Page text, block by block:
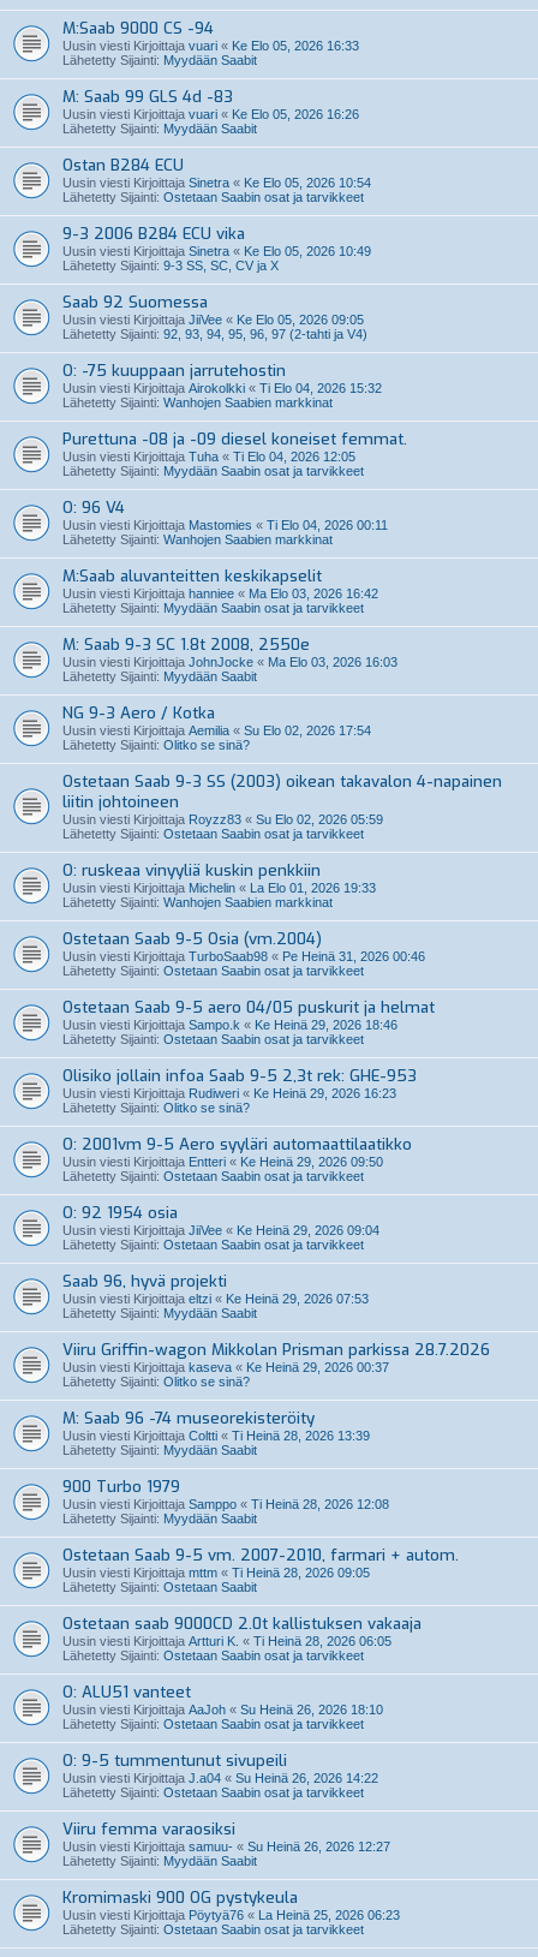
M:Saab 9000 CS -94
Uusin viesti Kirjoittaja vuari « Ke Elo 05, 2026 16:33
Lähetetty Sijainti: Myydään Saabit
M: Saab 99 GLS 4d -83
Uusin viesti Kirjoittaja vuari « Ke Elo 05, 2026 16:26
Lähetetty Sijainti: Myydään Saabit
Ostan B284 ECU
Uusin viesti Kirjoittaja Sinetra « Ke Elo 05, 2026 10:54
Lähetetty Sijainti: Ostetaan Saabin osat ja tarvikkeet
9-3 2006 B284 ECU vika
Uusin viesti Kirjoittaja Sinetra « Ke Elo 05, 2026 10:49
Lähetetty Sijainti: 9-3 SS, SC, CV ja X
Saab 92 Suomessa
Uusin viesti Kirjoittaja JiiVee « Ke Elo 05, 2026 09:05
Lähetetty Sijainti: 92, 93, 94, 95, 96, 97 (2-tahti ja V4)
O: -75 kuuppaan jarrutehostin
Uusin viesti Kirjoittaja Airokolkki « Ti Elo 04, 2026 15:32
Lähetetty Sijainti: Wanhojen Saabien markkinat
Purettuna -08 ja -09 diesel koneiset femmat.
Uusin viesti Kirjoittaja Tuha « Ti Elo 04, 2026 12:05
Lähetetty Sijainti: Myydään Saabin osat ja tarvikkeet
O: 96 V4
Uusin viesti Kirjoittaja Mastomies « Ti Elo 04, 2026 00:11
Lähetetty Sijainti: Wanhojen Saabien markkinat
M:Saab aluvanteitten keskikapselit
Uusin viesti Kirjoittaja hanniee « Ma Elo 03, 2026 16:42
Lähetetty Sijainti: Myydään Saabin osat ja tarvikkeet
M: Saab 9-3 SC 1.8t 2008, 2550e
Uusin viesti Kirjoittaja JohnJocke « Ma Elo 03, 2026 16:03
Lähetetty Sijainti: Myydään Saabit
NG 9-3 Aero / Kotka
Uusin viesti Kirjoittaja Aemilia « Su Elo 02, 2026 17:54
Lähetetty Sijainti: Olitko se sinä?
Ostetaan Saab 9-3 SS (2003) oikean takavalon 4-napainen
liitin johtoineen
Uusin viesti Kirjoittaja Royzz83 « Su Elo 02, 2026 05:59
Lähetetty Sijainti: Ostetaan Saabin osat ja tarvikkeet
O: ruskeaa vinyyliä kuskin penkkiin
Uusin viesti Kirjoittaja Michelin « La Elo 01, 2026 19:33
Lähetetty Sijainti: Wanhojen Saabien markkinat
Ostetaan Saab 9-5 Osia (vm.2004)
Uusin viesti Kirjoittaja TurboSaab98 « Pe Heinä 31, 2026 00:46
Lähetetty Sijainti: Ostetaan Saabin osat ja tarvikkeet
Ostetaan Saab 9-5 aero 04/05 puskurit ja helmat
Uusin viesti Kirjoittaja Sampo.k « Ke Heinä 29, 2026 18:46
Lähetetty Sijainti: Ostetaan Saabin osat ja tarvikkeet
Olisiko jollain infoa Saab 9-5 2,3t rek: GHE-953
Uusin viesti Kirjoittaja Rudiweri « Ke Heinä 29, 2026 16:23
Lähetetty Sijainti: Olitko se sinä?
O: 2001vm 9-5 Aero syyläri automaattilaatikko
Uusin viesti Kirjoittaja Entteri « Ke Heinä 29, 2026 09:50
Lähetetty Sijainti: Ostetaan Saabin osat ja tarvikkeet
O: 92 1954 osia
Uusin viesti Kirjoittaja JiiVee « Ke Heinä 29, 2026 09:04
Lähetetty Sijainti: Ostetaan Saabin osat ja tarvikkeet
Saab 96, hyvä projekti
Uusin viesti Kirjoittaja eltzi « Ke Heinä 29, 2026 07:53
Lähetetty Sijainti: Myydään Saabit
Viiru Griffin-wagon Mikkolan Prisman parkissa 28.7.2026
Uusin viesti Kirjoittaja kaseva « Ke Heinä 29, 2026 00:37
Lähetetty Sijainti: Olitko se sinä?
M: Saab 96 -74 museorekisteröity
Uusin viesti Kirjoittaja Coltti « Ti Heinä 28, 2026 13:39
Lähetetty Sijainti: Myydään Saabit
900 Turbo 1979
Uusin viesti Kirjoittaja Samppo « Ti Heinä 28, 2026 12:08
Lähetetty Sijainti: Myydään Saabit
Ostetaan Saab 9-5 vm. 2007-2010, farmari + autom.
Uusin viesti Kirjoittaja mttm « Ti Heinä 28, 2026 09:05
Lähetetty Sijainti: Ostetaan Saabit
Ostetaan saab 9000CD 2.0t kallistuksen vakaaja
Uusin viesti Kirjoittaja Artturi K. « Ti Heinä 28, 2026 06:05
Lähetetty Sijainti: Ostetaan Saabin osat ja tarvikkeet
O: ALU51 vanteet
Uusin viesti Kirjoittaja AaJoh « Su Heinä 26, 2026 18:10
Lähetetty Sijainti: Ostetaan Saabin osat ja tarvikkeet
O: 9-5 tummentunut sivupeili
Uusin viesti Kirjoittaja J.a04 « Su Heinä 26, 2026 14:22
Lähetetty Sijainti: Ostetaan Saabin osat ja tarvikkeet
Viiru femma varaosiksi
Uusin viesti Kirjoittaja samuu- « Su Heinä 26, 2026 12:27
Lähetetty Sijainti: Myydään Saabit
Kromimaski 900 OG pystykeula
Uusin viesti Kirjoittaja Pöytyä76 « La Heinä 25, 2026 06:23
Lähetetty Sijainti: Ostetaan Saabin osat ja tarvikkeet